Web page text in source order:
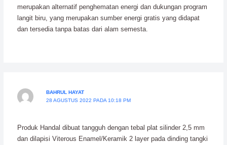
merupakan alternatif penghematan energi dan dukungan program
langit biru, yang merupakan sumber energi gratis yang didapat
dan tersedia tanpa batas dari alam semesta.
BAHRUL HAYAT
28 AGUSTUS 2022 PADA 10:18 PM
Produk Handal dibuat tangguh dengan tebal plat silinder 2,5 mm
dan dilapisi Viterous Enamel/Keramik 2 layer pada dinding tangki